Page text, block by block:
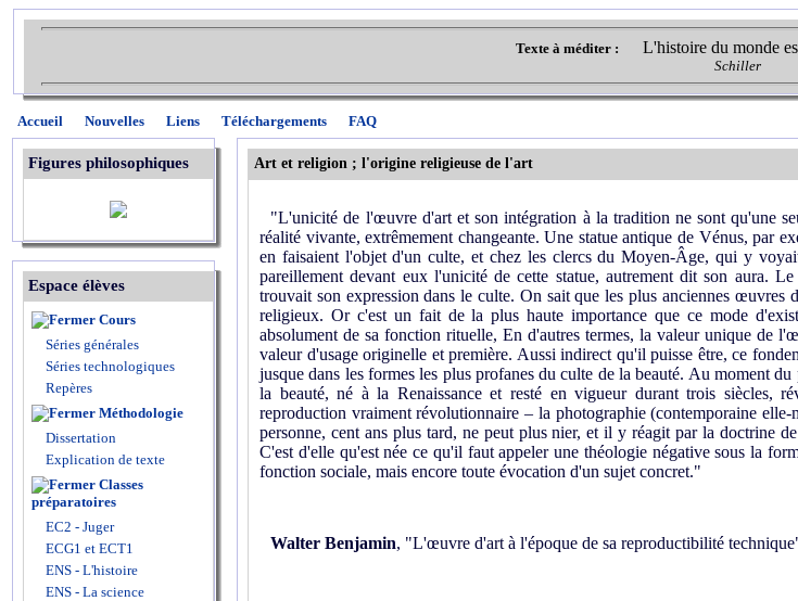
Texte à méditer : L'histoire du monde
Schiller
Accueil Nouvelles Liens Téléchargements FAQ
Figures philosophiques
Espace élèves
Cours
Séries générales
Séries technologiques
Repères
Méthodologie
Dissertation
Explication de texte
Classes
préparatoires
EC2 - Juger
ECG1 et ECT1
ENS - L'histoire
ENS - La science
Art et religion ; l'origine religieuse de l'art
"L'unicité de l'œuvre d'art et son intégration à la tradition ne sont qu'une
réalité vivante, extrêmement changeante. Une statue antique de Vénus, par
en faisaient l'objet d'un culte, et chez les clercs du Moyen-Âge, qui y
pareillement devant eux l'unicité de cette statue, autrement dit son aura.
trouvait son expression dans le culte. On sait que les plus anciennes
religieux. Or c'est un fait de la plus haute importance que ce mode
absolument de sa fonction rituelle, En d'autres termes, la valeur unique de
valeur d'usage originelle et première. Aussi indirect qu'il puisse être, ce
jusque dans les formes les plus profanes du culte de la beauté. Au moment
la beauté, né à la Renaissance et resté en vigueur durant trois siècles,
reproduction vraiment révolutionnaire – la photographie (contemporaine
personne, cent ans plus tard, ne peut plus nier, et il y réagit par la doctrine
C'est d'elle qu'est née ce qu'il faut appeler une théologie négative sous la
fonction sociale, mais encore toute évocation d'un sujet concret."
Walter Benjamin, "L'œuvre d'art à l'époque de sa reproductibilité